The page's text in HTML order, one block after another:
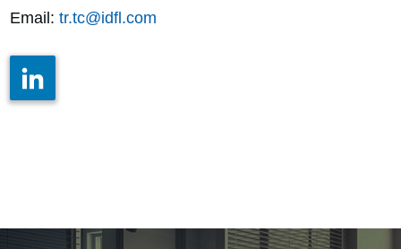
Email: tr.tc@idfl.com